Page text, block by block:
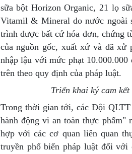
sữa bột Horizon Organic, 21 lọ
Vitamil & Mineral do nước ngoài
trình được bất cứ hóa đơn, chứng
của nguồn gốc, xuất xứ và đã xử
nhập lậu với mức phạt
trên theo quy định của pháp luật.
Triển khai ký cam
Trong thời gian tới, các Đội QLTT
hành động vì an toàn thực phẩm"
hợp với các cơ quan liên quan
truyền phổ biến pháp luật đối với